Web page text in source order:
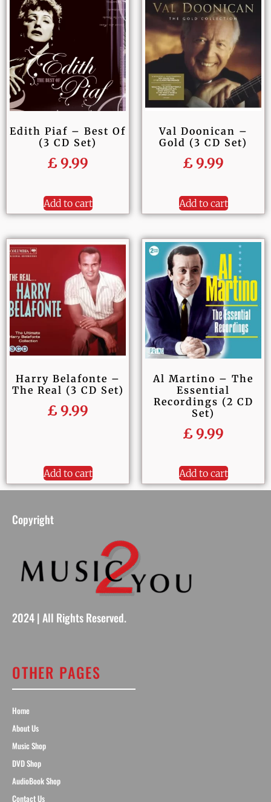
Edith Piaf – Best Of
(3 CD Set)
£ 9.99
Add to cart
Val Doonican –
Gold (3 CD Set)
£ 9.99
Add to cart
Harry Belafonte –
The Real (3 CD Set)
£ 9.99
Add to cart
Al Martino – The
Essential
Recordings (2 CD
Set)
£ 9.99
Add to cart
Copyright
2024 | All Rights Reserved.
OTHER PAGES
Home
About Us
Music Shop
DVD Shop
AudioBook Shop
Contact Us